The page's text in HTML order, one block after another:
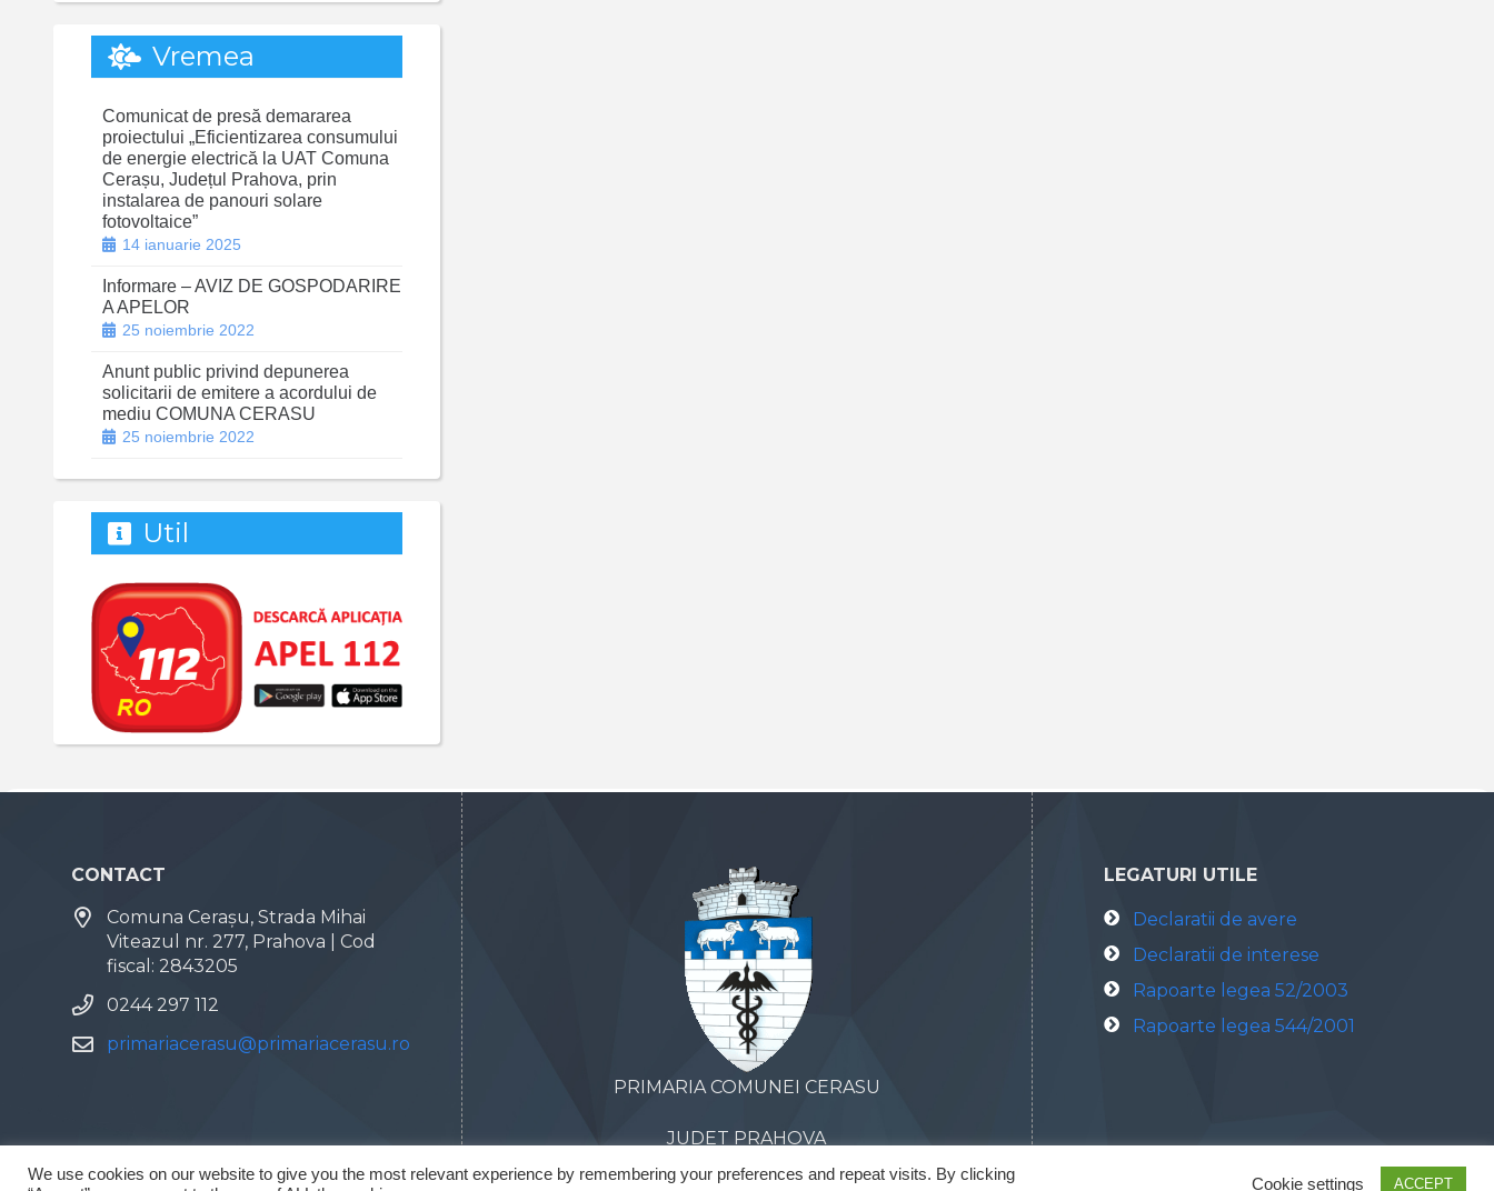
Vremea
Comunicat de presă demararea
proiectului „Eficientizarea consumului
de energie electrică la UAT Comuna
Cerașu, Județul Prahova, prin
instalarea de panouri solare
fotovoltaice”
14 ianuarie 2025
Informare – AVIZ DE GOSPODARIRE
A APELOR
25 noiembrie 2022
Anunt public privind depunerea
solicitarii de emitere a acordului de
mediu COMUNA CERASU
25 noiembrie 2022
Util
CONTACT
Comuna Cerașu, Strada Mihai
Viteazul nr. 277, Prahova | Cod
fiscal: 2843205
0244 297 112
primariacerasu@primariacerasu.ro
PRIMARIA COMUNEI CERASU
JUDET PRAHOVA
LEGATURI UTILE
Declaratii de avere
Declaratii de interese
Rapoarte legea 52/2003
Rapoarte legea 544/2001
We use cookies on our website to give you the most relevant experience by remembering your preferences and repeat visits. By clicking
Cookie settings ACCEPT